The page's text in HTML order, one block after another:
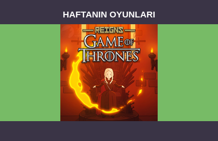
HAFTANIN OYUNLARI